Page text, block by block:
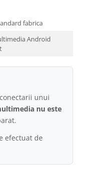
fabrica
Android
unui
nu este
efectuat de